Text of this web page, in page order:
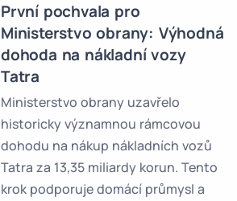
První pochvala pro
Ministerstvo obrany: Výhodná
dohoda na nákladní vozy
Tatra
Ministerstvo obrany uzavřelo
historicky významnou rámcovou
dohodu na nákup nákladních vozů
Tatra za 13,35 miliardy korun. Tento
krok podporuje domácí průmysl a